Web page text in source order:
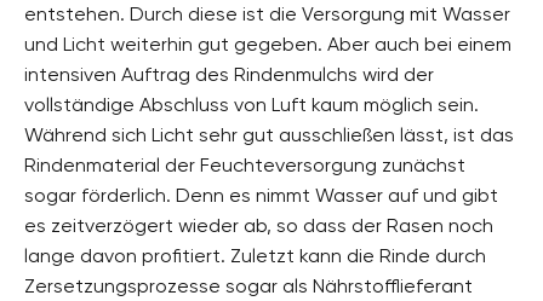
entstehen. Durch diese ist die Versorgung mit Wasser
und Licht weiterhin gut gegeben. Aber auch bei einem
intensiven Auftrag des Rindenmulchs wird der
vollständige Abschluss von Luft kaum möglich sein.
Während sich Licht sehr gut ausschließen lässt, ist das
Rindenmaterial der Feuchteversorgung zunächst
sogar förderlich. Denn es nimmt Wasser auf und gibt
es zeitverzögert wieder ab, so dass der Rasen noch
lange davon profitiert. Zuletzt kann die Rinde durch
Zersetzungsprozesse sogar als Nährstofflieferant